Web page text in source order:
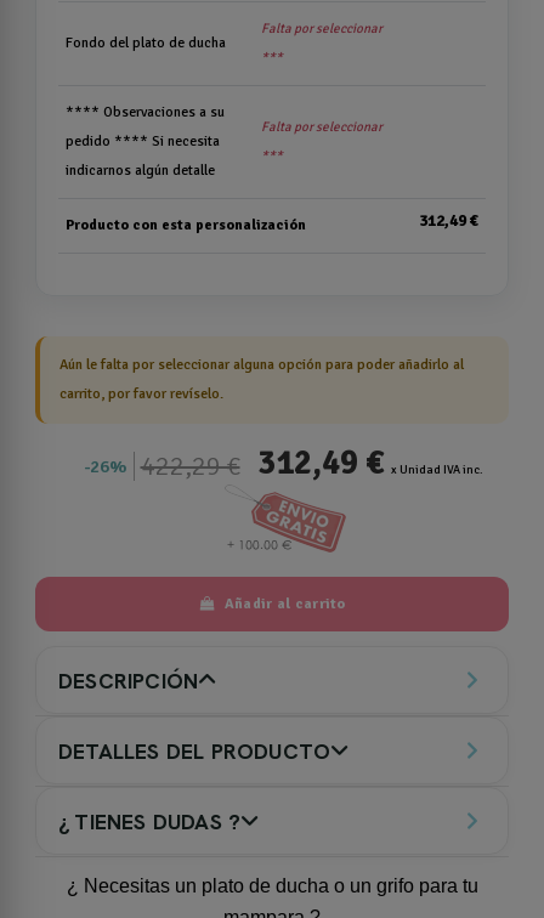
Fondo del plato de ducha
Falta por seleccionar
***
**** Observaciones a su
pedido **** Si necesita
indicarnos algún detalle
Falta por seleccionar
***
Producto con esta personalización 312,49 €
Aún le falta por seleccionar alguna opción para poder añadirlo al
carrito, por favor revíselo.
26% 422,29 € 312,49 € x Unidad IVA inc.
Añadir al carrito
DESCRIPCIÓN
DETALLES DEL PRODUCTO
¿ TIENES DUDAS ?
¿ Necesitas un plato de ducha o un grifo para tu